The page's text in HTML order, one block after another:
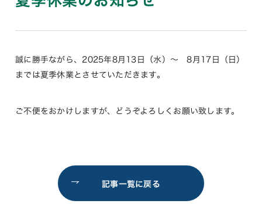
誠に勝手ながら、2025年8月13日（水）～ 8月17日（日）
までは夏季休業とさせていただきます。
ご不便をおかけしますが、どうぞよろしくお願い致します。
記事一覧に戻る